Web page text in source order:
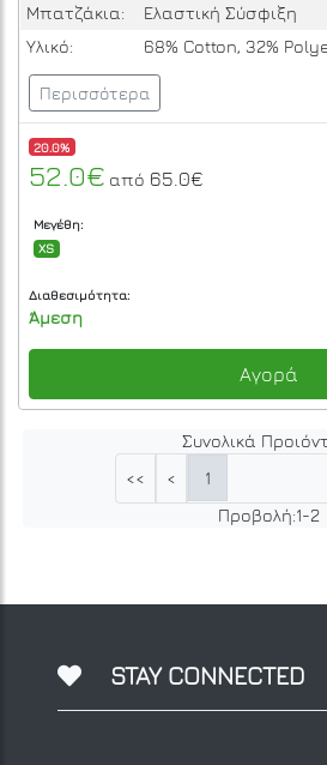
Μπατζάκια:
Ελαστική Σύσφιξη
Υλικό:
68% Cotton, 32%
Περισσότερα
20.0%
52.0€ από 65.0€
Μεγέθη:
XS
Διαθεσιμότητα:
Άμεση
Αγορά
Συνολικά
<<
< 1
Προβολή:1-2
STAY CONNECTED